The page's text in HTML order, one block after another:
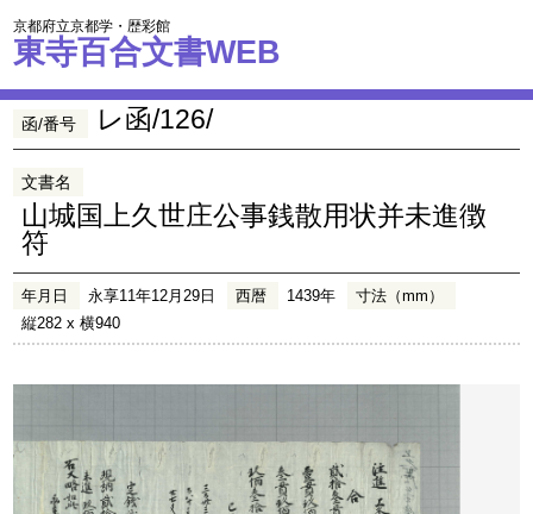
京都府立京都学・歴彩館
東寺百合文書WEB
函/番号 レ函/126/
文書名
山城国上久世庄公事銭散用状并未進徴
符
年月日 永享11年12月29日 西暦 1439年
寸法（mm）
縦282 x 横940